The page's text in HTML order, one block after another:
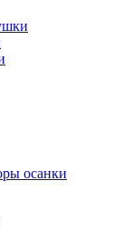
осанки